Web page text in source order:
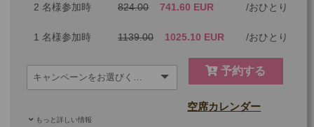
2 名様参加時 824.00 741.60 EUR おひとり
1 名様参加時 1139.00 1025.10 EUR おひとり
予約する
もっと詳しい情報
空席カレンダー